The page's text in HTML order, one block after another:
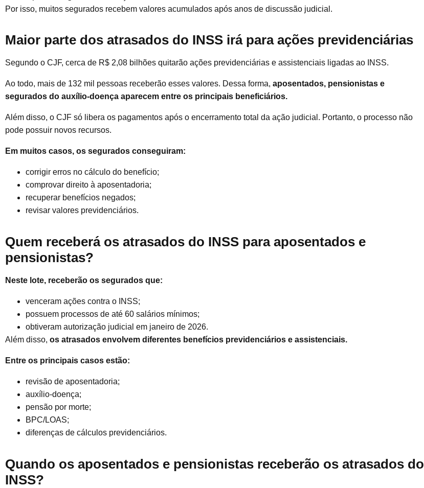
Por isso, muitos segurados recebem valores acumulados após anos de discussão judicial.
Maior parte dos atrasados do INSS irá para ações previdenciárias
Segundo o CJF, cerca de R$ 2,08 bilhões quitarão ações previdenciárias e assistenciais ligadas ao INSS.
Ao todo, mais de 132 mil pessoas receberão esses valores. Dessa forma, aposentados, pensionistas e
segurados do auxílio-doença aparecem entre os principais beneficiários.
Além disso, o CJF só libera os pagamentos após o encerramento total da ação judicial. Portanto, o processo não
pode possuir novos recursos.
Em muitos casos, os segurados conseguiram:
corrigir erros no cálculo do benefício;
comprovar direito à aposentadoria;
recuperar benefícios negados;
revisar valores previdenciários.
Quem receberá os atrasados do INSS para aposentados e
pensionistas?
Neste lote, receberão os segurados que:
venceram ações contra o INSS;
possuem processos de até 60 salários mínimos;
obtiveram autorização judicial em janeiro de 2026.
Além disso, os atrasados envolvem diferentes benefícios previdenciários e assistenciais.
Entre os principais casos estão:
revisão de aposentadoria;
auxílio-doença;
pensão por morte;
BPC/LOAS;
diferenças de cálculos previdenciários.
Quando os aposentados e pensionistas receberão os atrasados do
INSS?